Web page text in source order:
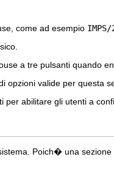
come ad esempio IMPS/
a tre pulsanti quando
opzioni valide per questa
per abilitare gli utenti a
Poich� una sezione